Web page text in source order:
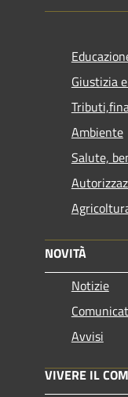
Giustizia
Ambiente
Salute,
NOVITÀ
Notizie
Avvisi
VIVERE IL